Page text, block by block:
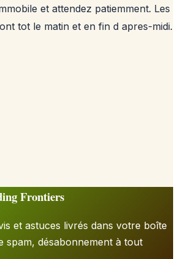
et attendez patiemment. Les
tot le matin et en fin d apres-midi.
Frontiers
et astuces livrés dans votre boîte
spam, désabonnement à tout